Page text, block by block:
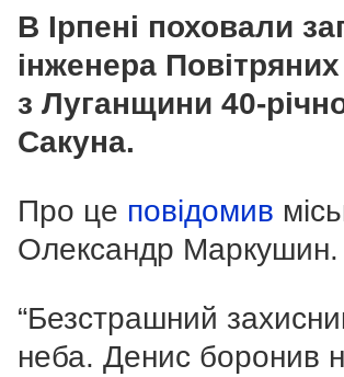
В Ірпені поховали
інженера
з Луганщини 40-
Сакуна.
Про це повідомив
Олександр Маркушин.
“Безстрашний
неба. Денис боронив